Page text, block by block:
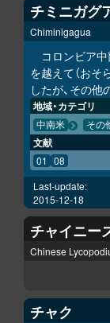
チミニガグ
Chiminigagua
コロンビア
を越えて（おそ
したが、その他
地域・カテゴリ
中南米 その
文献
01 08
Last-update:
2015-12-18
チャイニー
Chinese
チャク